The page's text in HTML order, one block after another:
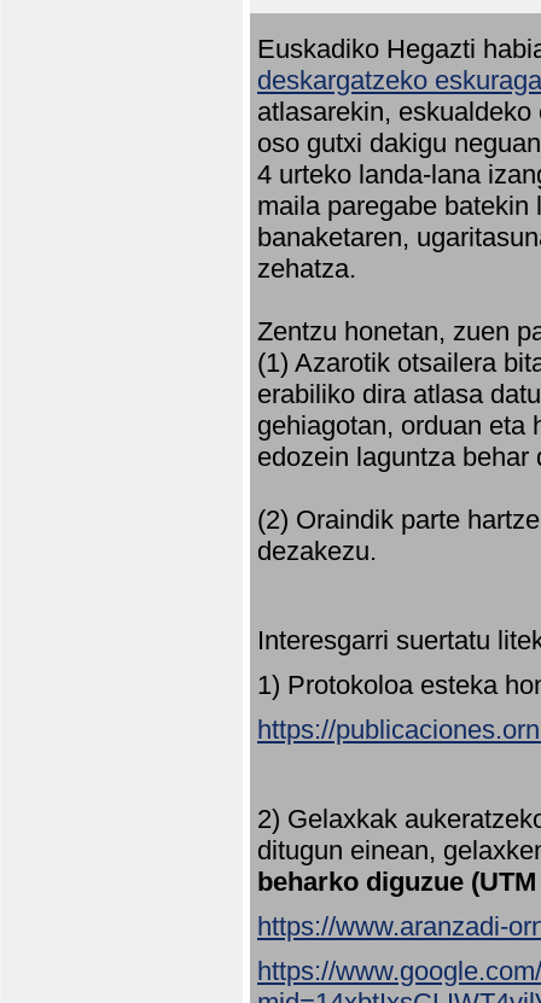
Euskadiko Hegazti
deskargatzeko
atlasarekin,
oso gutxi dakigu
4 urteko landa-lana
maila paregabe
banaketaren,
zehatza.
Zentzu honetan, zuen
(1) Azarotik otsailera
erabiliko dira atlasa
gehiagotan, orduan eta
edozein laguntza behar
(2) Oraindik parte
dezakezu.
Interesgarri suertatu
1) Protokoloa esteka
https://
2) Gelaxkak
ditugun einean,
beharko diguzue
https://www.aranzadi-
https://